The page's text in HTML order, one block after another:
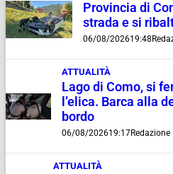
Provincia di
strada e si
06/08/202619:48
ATTUALITÀ
Lago di Como, si
l’elica. Barca alla
bordo
06/08/202619:17Redazione
ATTUALITÀ